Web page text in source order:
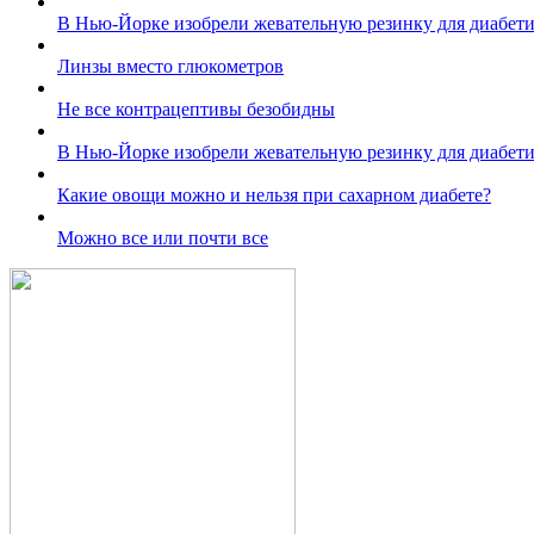
В Нью-Йорке изобрели жевательную резинку для
Линзы вместо глюкометров
Не все контрацептивы безобидны
В Нью-Йорке изобрели жевательную резинку для
Какие овощи можно и нельзя при сахарном диабете?
Можно все или почти все